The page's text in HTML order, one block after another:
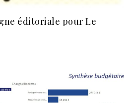
éditoriale pour Le